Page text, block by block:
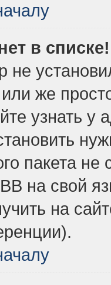
в списке!
не
же
узнать у
пакета
на свой
на